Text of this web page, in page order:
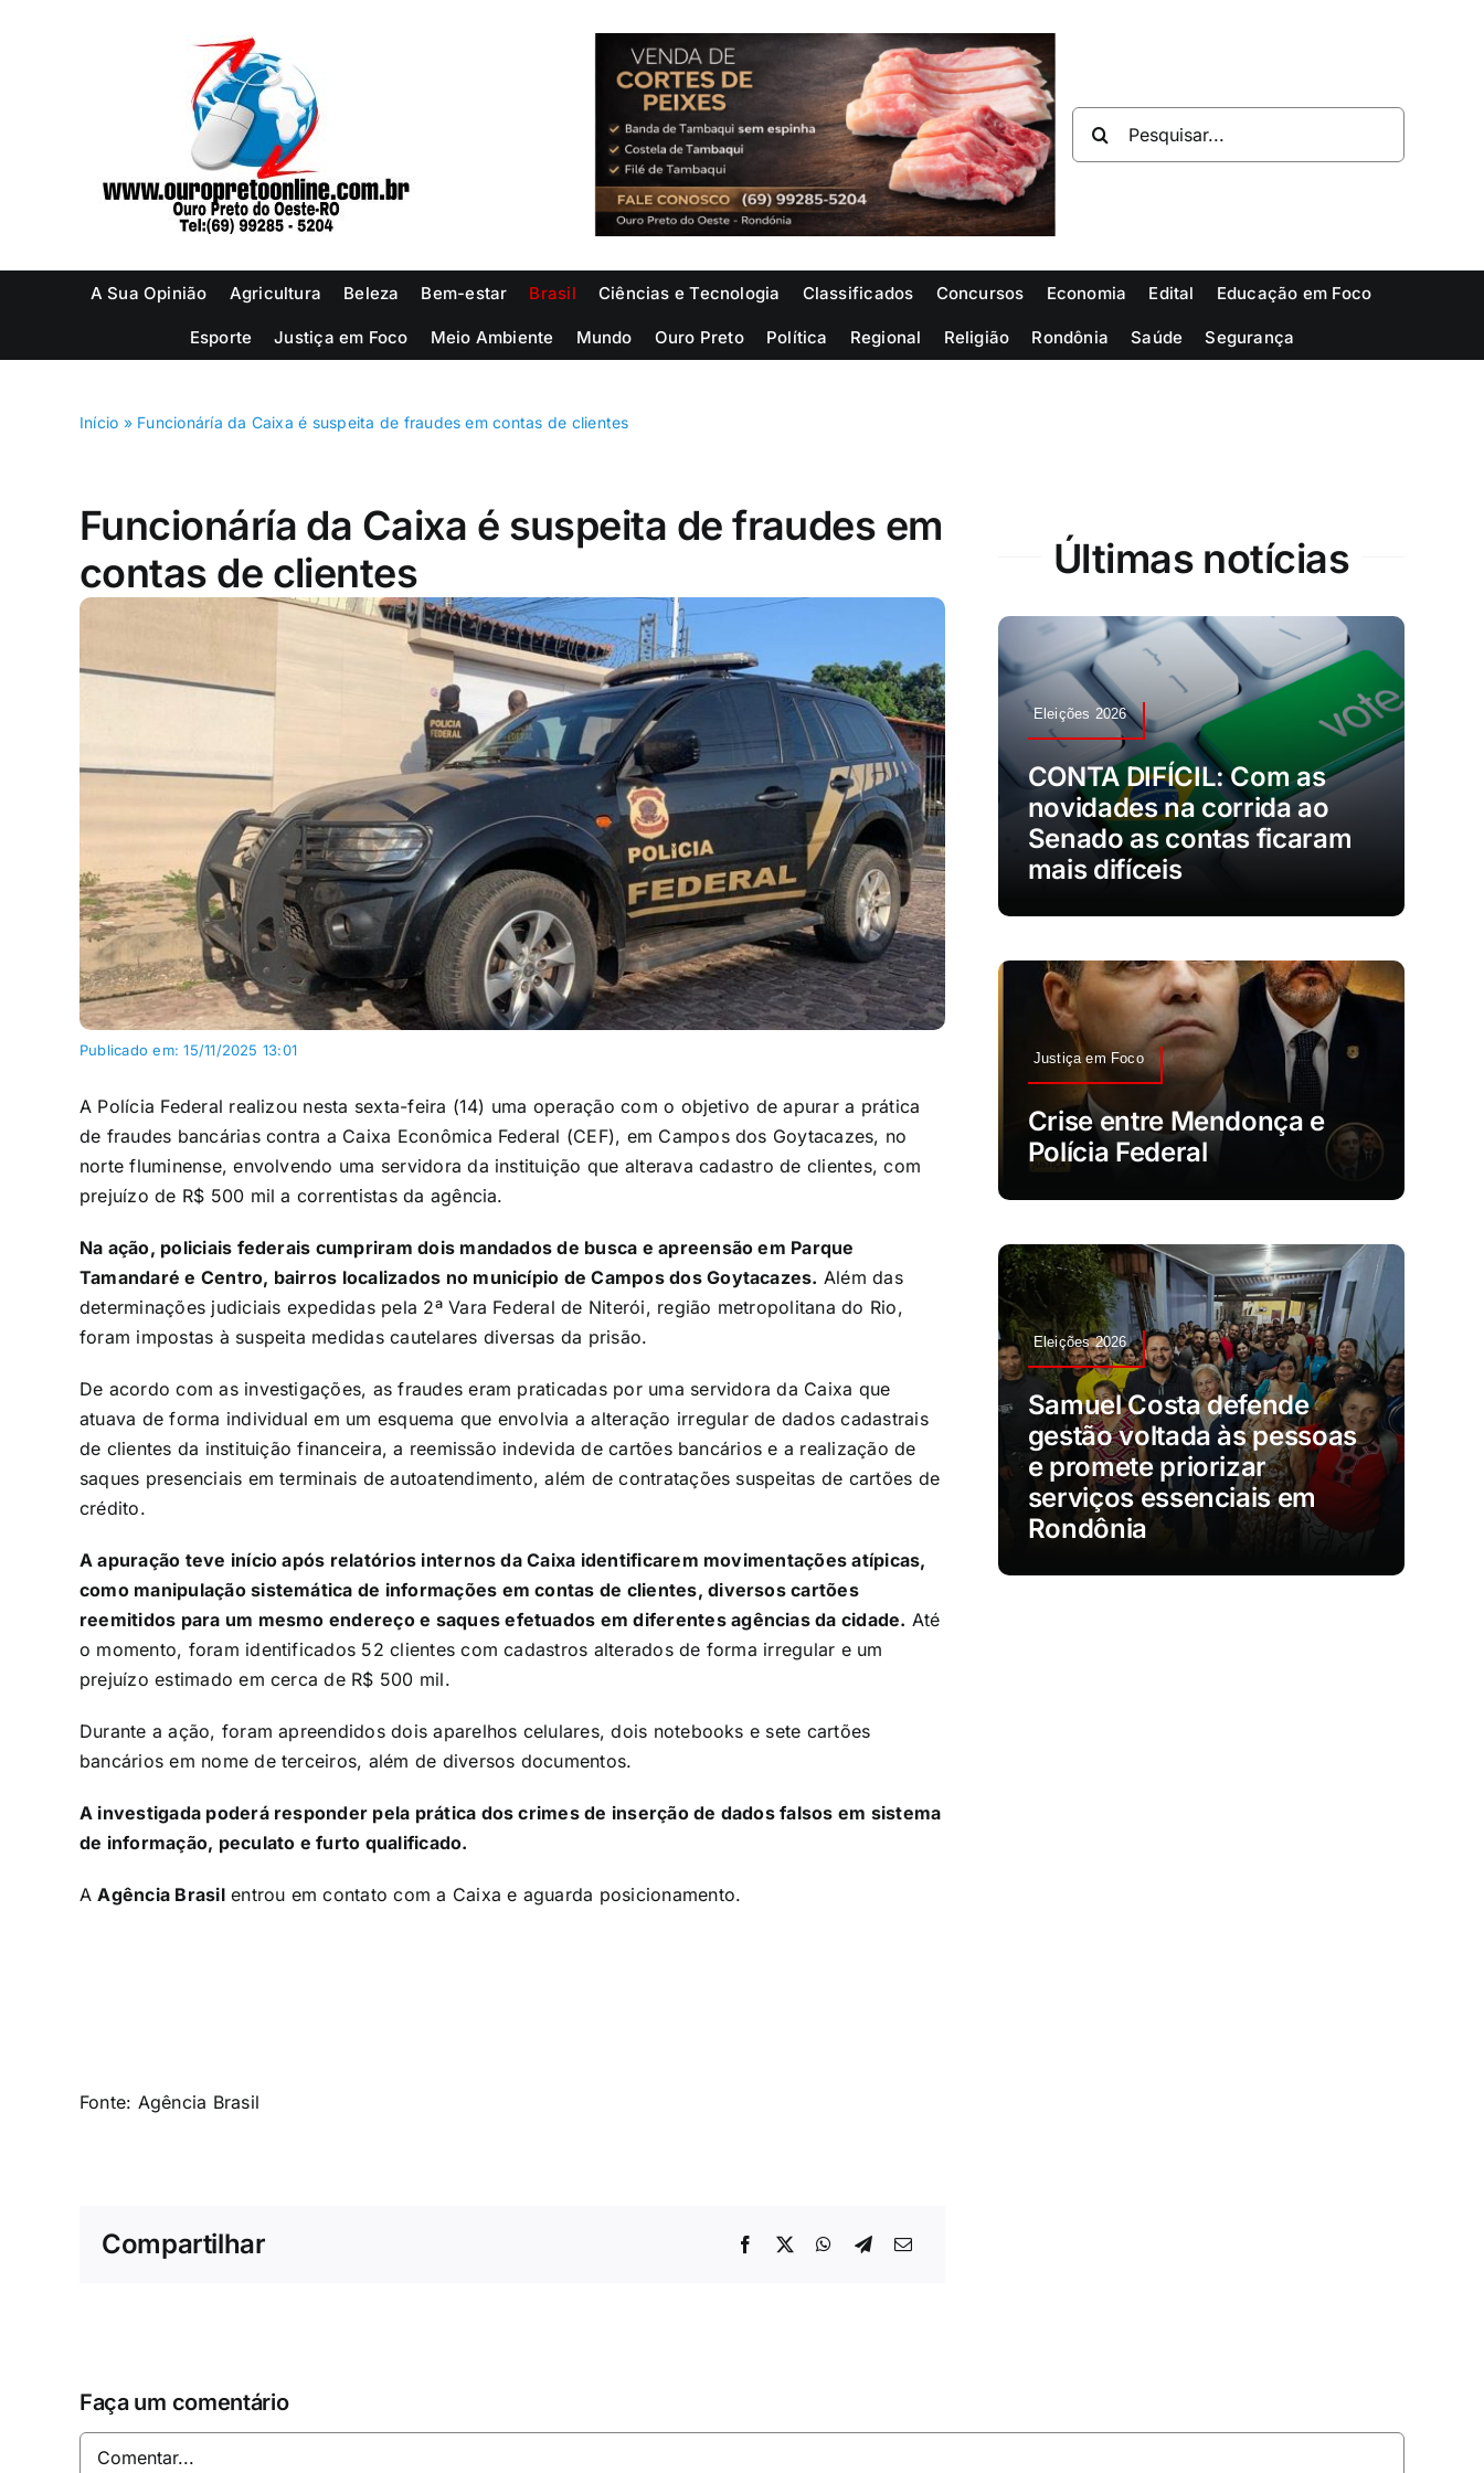
resultados
A Sua Opinião Agricultura Beleza Bem-estar Brasil Ciências e Tecnologia Classificados Concursos Economia Edital Educação em Foco
Esporte Justiça em Foco Meio Ambiente Mundo Ouro Preto Política Regional Religião Rondônia Saúde Segurança
Início » Funcionáría da Caixa é suspeita de fraudes em contas de clientes
Funcionáría da Caixa é suspeita de fraudes em
contas de clientes
Publicado em: 15/11/2025 13:01
A Polícia Federal realizou nesta sexta-feira (14) uma operação com o objetivo de apurar a prática
de fraudes bancárias contra a Caixa Econômica Federal (CEF), em Campos dos Goytacazes, no
norte fluminense, envolvendo uma servidora da instituição que alterava cadastro de clientes, com
prejuízo de R$ 500 mil a correntistas da agência.
Na ação, policiais federais cumpriram dois mandados de busca e apreensão em Parque
Tamandaré e Centro, bairros localizados no município de Campos dos Goytacazes. Além das
determinações judiciais expedidas pela 2ª Vara Federal de Niterói, região metropolitana do Rio,
foram impostas à suspeita medidas cautelares diversas da prisão.
De acordo com as investigações, as fraudes eram praticadas por uma servidora da Caixa que
atuava de forma individual em um esquema que envolvia a alteração irregular de dados cadastrais
de clientes da instituição financeira, a reemissão indevida de cartões bancários e a realização de
saques presenciais em terminais de autoatendimento, além de contratações suspeitas de cartões de
crédito.
A apuração teve início após relatórios internos da Caixa identificarem movimentações atípicas,
como manipulação sistemática de informações em contas de clientes, diversos cartões
reemitidos para um mesmo endereço e saques efetuados em diferentes agências da cidade. Até
o momento, foram identificados 52 clientes com cadastros alterados de forma irregular e um
prejuízo estimado em cerca de R$ 500 mil.
Durante a ação, foram apreendidos dois aparelhos celulares, dois notebooks e sete cartões
bancários em nome de terceiros, além de diversos documentos.
A investigada poderá responder pela prática dos crimes de inserção de dados falsos em sistema
de informação, peculato e furto qualificado.
AAgência Brasilentrou em contato com a Caixa e aguarda posicionamento.
Fonte: Agência Brasil
Compartilhar
Últimas notícias
Eleições 2026
CONTA DIFÍCIL: Com as
novidades na corrida ao
Senado as contas ficaram
mais difíceis
Justiça em Foco
Crise entre Mendonça e
Polícia Federal
Eleições 2026
Samuel Costa defende
gestão voltada às pessoas
e promete priorizar
serviços essenciais em
Rondônia
Faça um comentário
Comentar